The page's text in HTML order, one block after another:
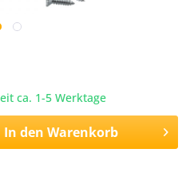
ca. 1-5 Werktage
In den Warenkorb